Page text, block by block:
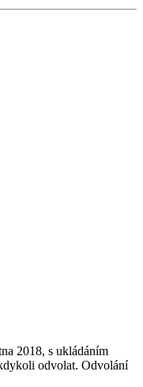
2018, s ukládáním
odvolat. Odvolání